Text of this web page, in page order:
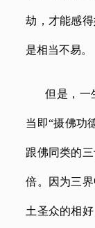
劫，才能感
是相当不易。
但是，一
当即“摄佛功
跟佛同类的
倍。因为三
土圣众的相